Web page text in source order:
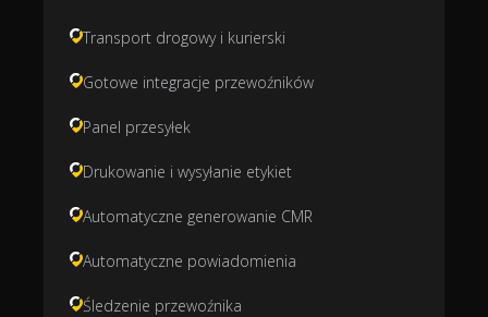
Transport drogowy i kurierski
Gotowe integracje przewoźników
Panel przesyłek
Drukowanie i wysyłanie etykiet
Automatyczne generowanie CMR
Automatyczne powiadomienia
Śledzenie przewoźnika